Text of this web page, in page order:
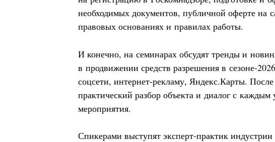
необходимых документов, публичной оферте на
правовых основаниях и правилах работы.
И конечно, на семинарах обсудят тренды и
в продвижении средств разрешения в сезоне-
соцсети, интернет-рекламу, Яндекс.Карты. После
практический разбор объекта и диалог с каждым
мероприятия.
Спикерами выступят эксперт-практик индустрии